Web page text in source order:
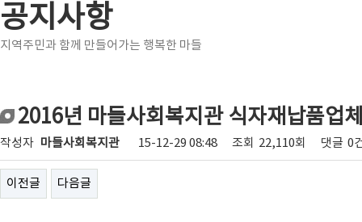
공지사항
지역주민과 함께 만들어가는 행복한 마들
2016년 마들사회복지관 식자재납품업
작성자 마들사회복지관 15-12-29 08:48 조회 22,110회 댓글 0
이전글 다음글